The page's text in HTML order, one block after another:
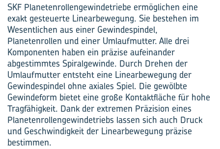
SKF Planetenrollengewindetriebe ermöglichen eine
exakt gesteuerte Linear­bewegung. Sie bestehen im
Wesentlichen aus einer Gewindespindel,
Planetenrollen und einer Umlaufmutter. Alle drei
Komponenten haben ein präzise aufeinander
abgestimmtes Spiralgewinde. Durch Drehen der
Umlaufmutter entsteht eine Linearbewegung der
Gewindespindel ohne axiales Spiel. Die gewölbte
Gewindeform bietet eine große Kontaktfläche für hohe
Tragfähigkeit. Dank der extremen Präzision eines
Planetenrollengewindetriebs lassen sich auch Druck
und Geschwindigkeit der Linearbewegung präzise
bestimmen.